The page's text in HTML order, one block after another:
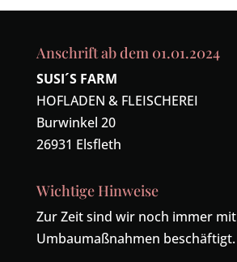
Anschrift ab dem 01.01.2024
SUSI´S FARM
HOFLADEN & FLEISCHEREI
Burwinkel 20
26931 Elsfleth
Wichtige Hinweise
Zur Zeit sind wir noch immer mit
Umbaumaßnahmen beschäftigt.